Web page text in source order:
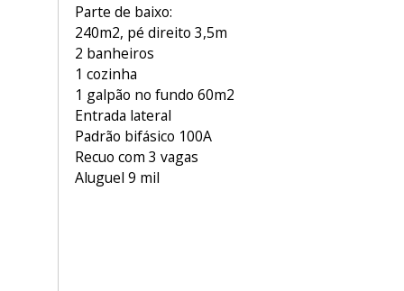
Parte de baixo:
240m2, pé direito 3,5m
2 banheiros
1 cozinha
1 galpão no fundo 60m2
Entrada lateral
Padrão bifásico 100A
Recuo com 3 vagas
Aluguel 9 mil